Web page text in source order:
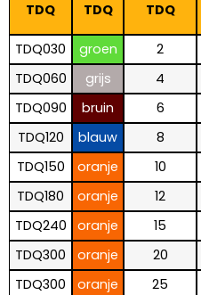
TDQ TDQ TDQ
TDQ030 groen 2
TDQ060
grijs 4
TDQ090
bruin 6
TDQ120
blauw 8
TDQ150
oranje 10
TDQ180
oranje 12
TDQ240
oranje 15
TDQ300
oranje 20
TDQ300
oranje 25